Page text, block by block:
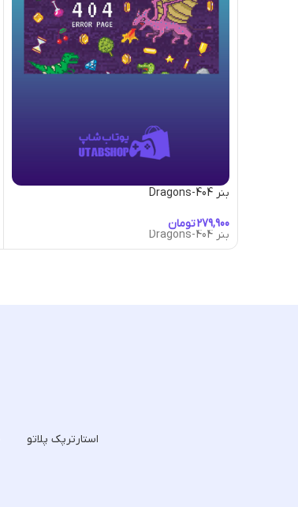
بنر 404-Dragons
تومان
بنر 404-Dragons
استارترپک پلاتو